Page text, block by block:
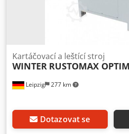
Leipzig 277 km
Kartáčovací a leštící stroj
WINTER RUSTOMAX
Dotazovat se